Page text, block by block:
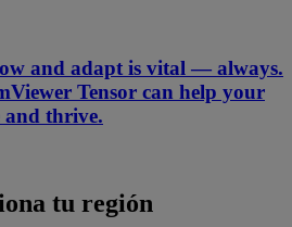
and adapt is vital — always.
Tensor can help your
and thrive.
tu región